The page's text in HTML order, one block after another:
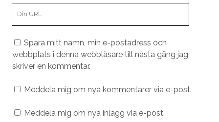
Spara mitt namn, min e-postadress och
webbplats i denna webbläsare till nästa gång jag
skriver en kommentar.
Meddela mig om nya kommentarer via e-post.
Meddela mig om nya inlägg via e-post.